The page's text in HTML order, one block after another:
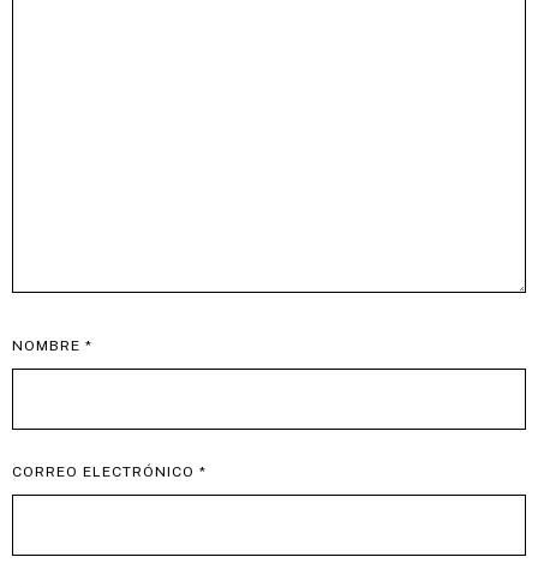
NOMBRE *
CORREO ELECTRÓNICO *